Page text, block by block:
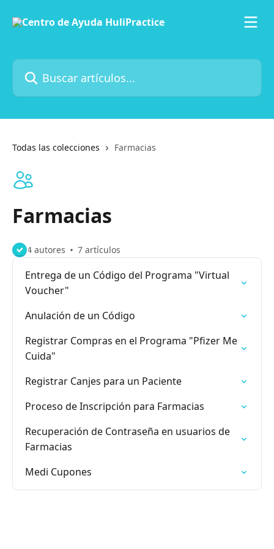
Buscar artículos...
Todas las colecciones Farmacias
Farmacias
4 autores 7 artículos
Entrega de un Código del Programa "Virtual
Voucher"
Anulación de un Código
Registrar Compras en el Programa "Pfizer Me
Cuida"
Registrar Canjes para un Paciente
Proceso de Inscripción para Farmacias
Recuperación de Contraseña en usuarios de
Farmacias
Medi Cupones